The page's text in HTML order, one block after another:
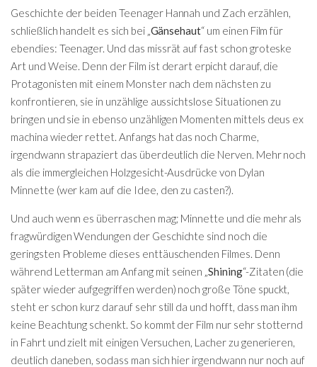
Geschichte der beiden Teenager Hannah und Zach erzählen,
schließlich handelt es sich bei „ Gänsehaut“ um einen Film für
ebendies: Teenager. Und das missrät auf fast schon groteske
Art und Weise. Denn der Film ist derart erpicht darauf, die
Protagonisten mit einem Monster nach dem nächsten zu
konfrontieren, sie in unzählige aussichtslose Situationen zu
bringen und sie in ebenso unzähligen Momenten mittels deus ex
machina wieder rettet. Anfangs hat das noch Charme,
irgendwann strapaziert das überdeutlich die Nerven. Mehr noch
als die immergleichen Holzgesicht-Ausdrücke von Dylan
Minnette (wer kam auf die Idee, den zu casten?).
Und auch wenn es überraschen mag; Minnette und die mehr als
fragwürdigen Wendungen der Geschichte sind noch die
geringsten Probleme dieses enttäuschenden Filmes. Denn
während Letterman am Anfang mit seinen „Shining“-Zitaten (die
später wieder aufgegriffen werden) noch große Töne spuckt,
steht er schon kurz darauf sehr still da und hofft, dass man ihm
keine Beachtung schenkt. So kommt der Film nur sehr stotternd
in Fahrt und zielt mit einigen Versuchen, Lacher zu generieren,
deutlich daneben, sodass man sich hier irgendwann nur noch auf